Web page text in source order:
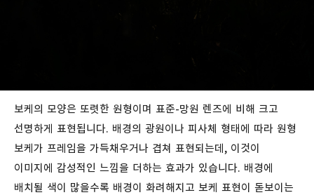
보케의 모양은 또렷한 원형이며 표준-망원 렌즈에 비해 크고
선명하게 표현됩니다. 배경의 광원이나 피사체 형태에 따라 원형
보케가 프레임을 가득채우거나 겹쳐 표현되는데, 이것이
이미지에 감성적인 느낌을 더하는 효과가 있습니다. 배경에
배치될 색이 많을수록 배경이 화려해지고 보케 표현이 돋보이는